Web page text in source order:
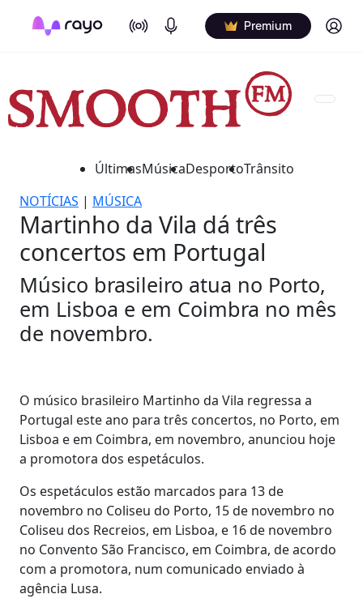
On Air Podcasts Premium Log in
ÚltimasMúsicaDesportoTrânsito
NOTÍCIAS | MÚSICA
Martinho da Vila dá três
concertos em Portugal
Músico brasileiro atua no Porto,
em Lisboa e em Coimbra no mês
de novembro.
O músico brasileiro Martinho da Vila regressa a
Portugal este ano para três concertos, no Porto, em
Lisboa e em Coimbra, em novembro, anunciou hoje
a promotora dos espetáculos.
Os espetáculos estão marcados para 13 de
novembro no Coliseu do Porto, 15 de novembro no
Coliseu dos Recreios, em Lisboa, e 16 de novembro
no Convento São Francisco, em Coimbra, de acordo
com a promotora, num comunicado enviado à
agência Lusa.